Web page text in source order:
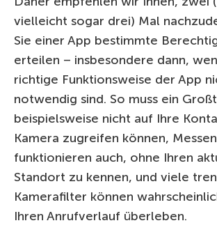
vielleicht sogar drei) Mal
Sie einer App bestimmte
erteilen – insbesondere dann,
richtige Funktionsweise der App
notwendig sind. So muss ein
beispielsweise nicht auf Ihre
Kamera zugreifen können,
funktionieren auch, ohne Ihren
Standort zu kennen, und viele
Kamerafilter können
Ihren Anrufverlauf überleben.